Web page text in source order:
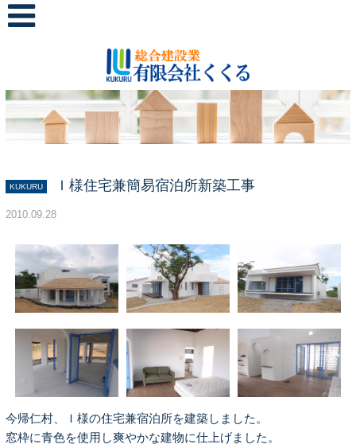
KUKURU Ｉ様住宅兼簡易宿泊所新築工事
2010.09.28
今帰仁村、Ｉ様の住宅兼宿泊所を建築しました。
窓枠に青色を使用し爽やかな建物に仕上げました。